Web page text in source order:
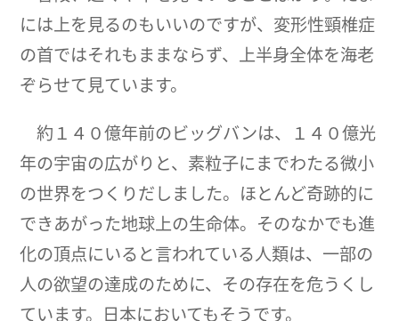
には上を見るのもいいのですが、変形性頸椎症
の首ではそれもままならず、上半身全体を海老
ぞらせて見ています。
約１４０億年前のビッグバンは、１４０億光
年の宇宙の広がりと、素粒子にまでわたる微小
の世界をつくりだしました。ほとんど奇跡的に
できあがった地球上の生命体。そのなかでも進
化の頂点にいると言われている人類は、一部の
人の欲望の達成のために、その存在を危うくし
ています。日本においてもそうです。